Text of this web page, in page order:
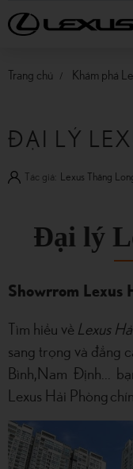
Trang chủ Khám phá
ĐẠI LÝ
Tác giả: Lexus Thăng
Đại lý
Showrrom Lexus
Tìm hiểu về Lexus
sang trọng và đẳng
Bình,Nam Định...
Lexus Hải Phòng